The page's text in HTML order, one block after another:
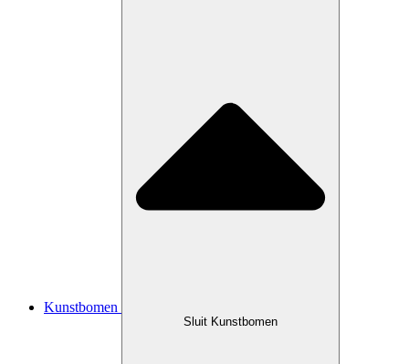
Kunstbomen
Sluit Kunstbomen